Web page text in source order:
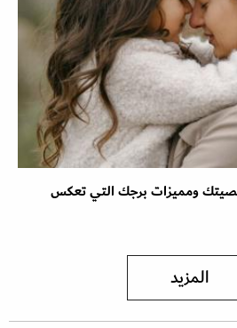
صفات شخصيتك ومميزات برجك التي تعكس
المزيد